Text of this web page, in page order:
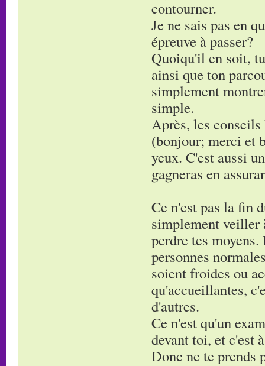
contourner.
Je ne sais pas en
épreuve à passer?
Quoiqu'il en soit,
ainsi que ton
simplement
simple.
Après, les
(bonjour; merci et
yeux. C'est aussi
gagneras en
Ce n'est pas la fin
simplement veiller
perdre tes
personnes
soient froides ou
qu'accueillantes,
d'autres.
Ce n'est qu'un
devant toi, et c'est
Donc ne te prends